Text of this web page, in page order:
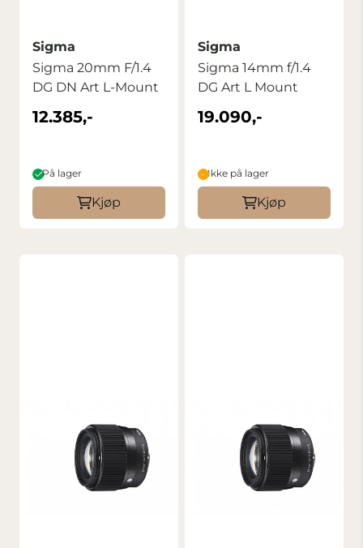
Sigma
Sigma 20mm F/1.4
DG DN Art L-Mount
12.385,-
På lager
Kjøp
Sigma
Sigma 14mm f/1.4
DG Art L Mount
19.090,-
Ikke på lager
Kjøp